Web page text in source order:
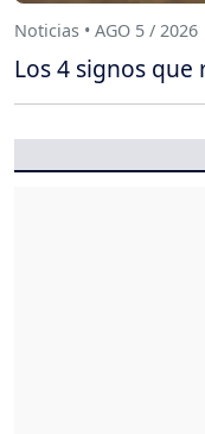
Noticias • AGO 5 / 2026
Los 4 signos